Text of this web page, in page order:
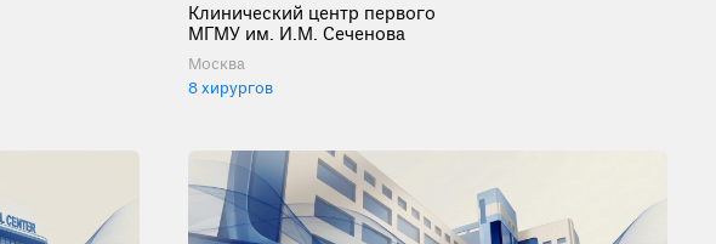
Клинический центр первого
МГМУ им. И.М. Сеченова
Москва
8 хирургов